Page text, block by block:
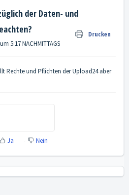
der Daten- und
Drucken
5:17 NACHMITTAGS
Rechte und Pflichten der Upload24 aber
Ja Nein